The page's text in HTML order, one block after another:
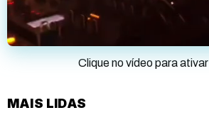
Clique no vídeo para
MAIS LIDAS